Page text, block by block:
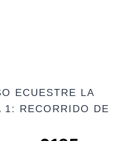
ECUESTRE LA
1: RECORRIDO DE